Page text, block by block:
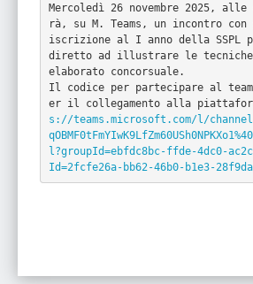
Mercoledì 26 novembre 2025,
rà, su M. Teams, un incontro
iscrizione al I anno della SSPL
diretto ad illustrare le tecniche
elaborato concorsuale.
Il codice per partecipare al
er il collegamento alla
s://teams.microsoft.com/l/channel/
l?groupId=ebfdc8bc-ffde-4dc0-
Id=2fcfe26a-bb62-46b0-b1e3-